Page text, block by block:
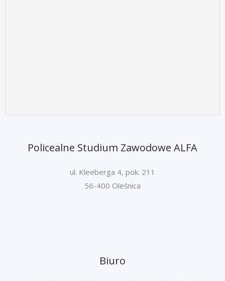
Policealne Studium Zawodowe ALFA
ul. Kleeberga 4, pok. 211
56-400 Oleśnica
Biuro